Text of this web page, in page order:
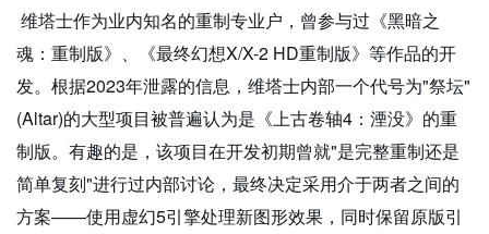
维塔士作为业内知名的重制专业户，曾参与过《黑暗之
魂：重制版》、《最终幻想X/X-2 HD重制版》等作品的开
发。根据2023年泄露的信息，维塔士内部一个代号为"祭坛"
(Altar)的大型项目被普遍认为是《上古卷轴4：湮没》的重
制版。有趣的是，该项目在开发初期曾就"是完整重制还是
简单复刻"进行过内部讨论，最终决定采用介于两者之间的
方案——使用虚幻5引擎处理新图形效果，同时保留原版引